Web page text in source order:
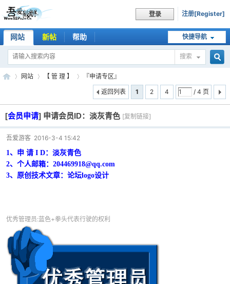
登录 注册[Register]
快捷导航
网站 新帖 帮助
搜索
吾
爱
»
网站
›
【 管 理 】
›
『申请专区』
1
2 4 / 4 页
返回列表
[会员申请] 申请会员ID：淡灰青色 [复制链接]
吾爱游客 2016-3-4 15:42
1、申 请 I D： 淡灰青色
2、个人邮箱： 204469918@qq.com
3、原创技术文章：论坛logo设计
优秀管理员:蓝色+拳头代表行驶的权利